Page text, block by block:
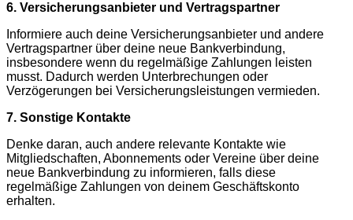
6. Versicherungsanbieter und Vertragspartner
Informiere auch deine Versicherungsanbieter und andere
Vertragspartner über deine neue Bankverbindung,
insbesondere wenn du regelmäßige Zahlungen leisten
musst. Dadurch werden Unterbrechungen oder
Verzögerungen bei Versicherungsleistungen vermieden.
7. Sonstige Kontakte
Denke daran, auch andere relevante Kontakte wie
Mitgliedschaften, Abonnements oder Vereine über deine
neue Bankverbindung zu informieren, falls diese
regelmäßige Zahlungen von deinem Geschäftskonto
erhalten.